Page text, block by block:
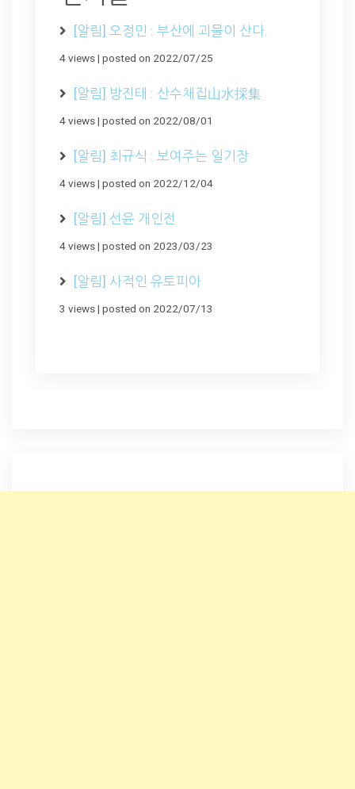
[알림] 오정민 : 부산에 괴물이 산다.
4 views| posted on 2022/07/25
[알림] 방진태 : 산수채집山水採集
4 views| posted on 2022/08/01
[알림] 최규식 : 보여주는 일기장
4 views| posted on 2022/12/04
[알림] 선윤 개인전
4 views| posted on 2023/03/23
[알림] 사적인 유토피아
3 views| posted on 2022/07/13